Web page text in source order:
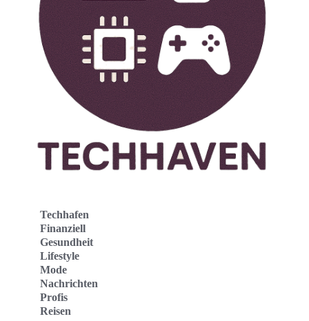
Techhafen
Finanziell
Gesundheit
Lifestyle
Mode
Nachrichten
Profis
Reisen